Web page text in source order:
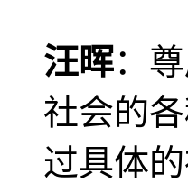
汪晖：
社会的
过具体